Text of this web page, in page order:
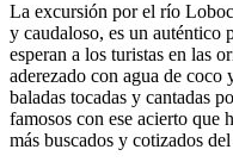
La excursión por el río
y caudaloso, es un auténtico
esperan a los turistas en las
aderezado con agua de
baladas tocadas y cantadas
famosos con ese acierto que
más buscados y cotizados